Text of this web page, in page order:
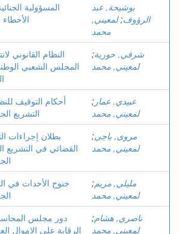
المسؤولیة
الأخطاء
بوشيحة, عبد
الرؤوف;لمعيني,
محمد
النظام القانوني
المجلس الشعبي
شرقي, حورية;
لمعيني, محمد
أحكام التوقيف
التشريع
عبيدي, عمار ;
لمعيني, محمد
بطلان إجراءات
القضائي في التشريع
مروى, باجي;
لمعيني, محمد
جنوح الأحداث في
مليلي, مريم;
لمعيني, محمد
دور مجلس
الرقابة على الاموال
ناصري, هشام;
لمعيني, محمد